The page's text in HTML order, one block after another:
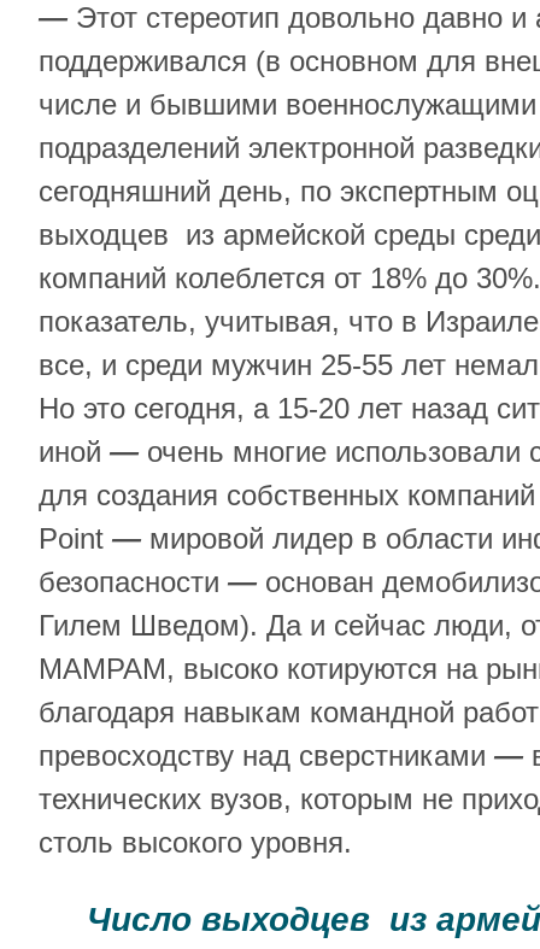
— Этот стереотип довольно давно и
поддерживался (в основном для
числе и бывшими военнослужащими
подразделений электронной
сегодняшний день, по экспертным
выходцев из армейской среды
компаний колеблется от 18% до
показатель, учитывая, что в
все, и среди мужчин 25-55 лет
Но это сегодня, а 15-20 лет назад
иной — очень многие использовали
для создания собственных
Point — мировой лидер в области
безопасности — основан
Гилем Шведом). Да и сейчас люди,
МАМРАМ, высоко котируются на
благодаря навыкам командной
превосходству над сверстниками —
технических вузов, которым не
столь высокого уровня.
Число выходцев из